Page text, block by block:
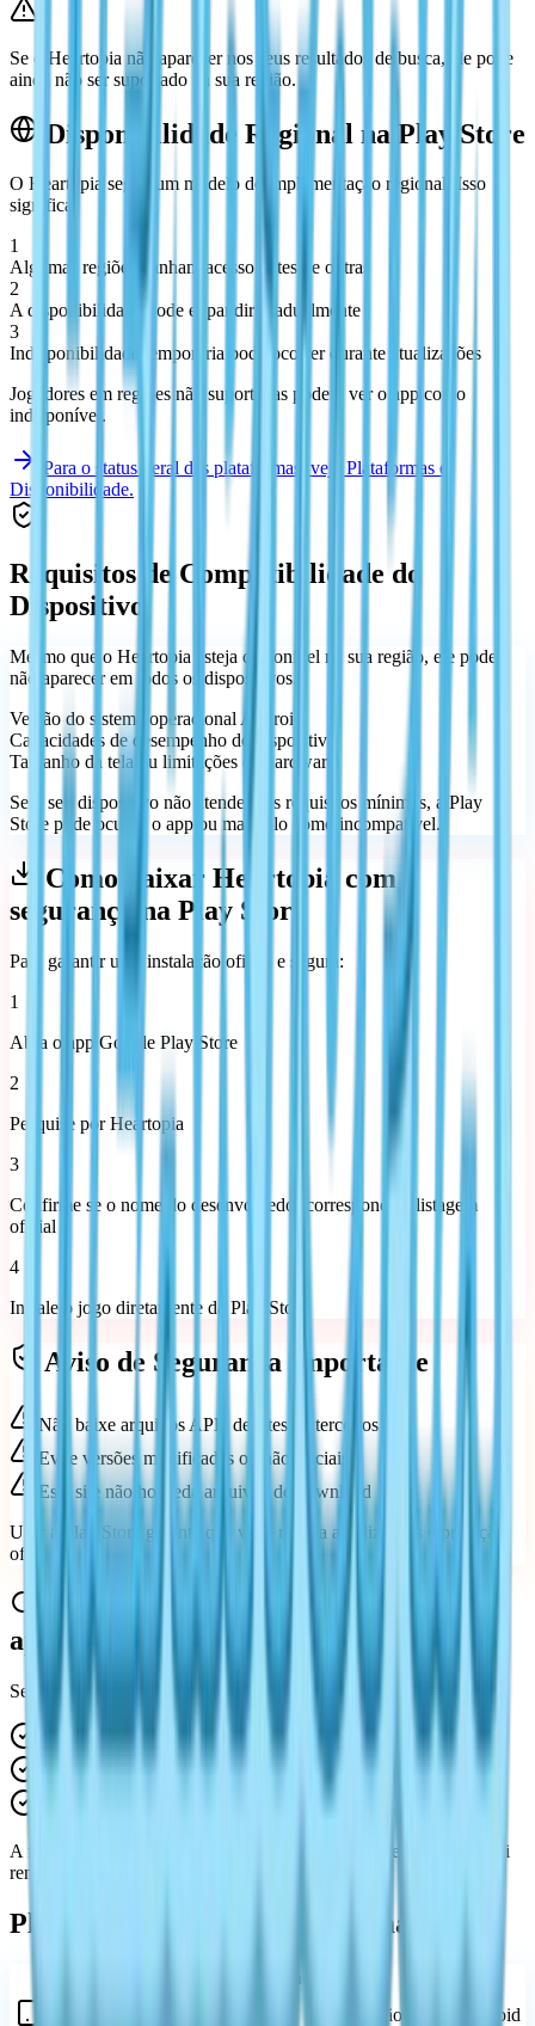
Se o Heartopia não aparecer nos seus resultados de busca, ele pode
ainda não ser suportado na sua região.
Disponibilidade Regional na Play Store
O Heartopia segue um modelo de implementação regional. Isso
significa:
1
Algumas regiões ganham acesso antes de outras
2
A disponibilidade pode expandir gradualmente
3
Indisponibilidade temporária pode ocorrer durante atualizações
Jogadores em regiões não suportadas podem ver o app como
indisponível.
Para o status geral das plataformas, veja Plataformas e
Disponibilidade.
Requisitos de Compatibilidade do
Dispositivo
Mesmo que o Heartopia esteja disponível na sua região, ele pode
não aparecer em todos os dispositivos.
Versão do sistema operacional Android
Capacidades de desempenho do dispositivo
Tamanho da tela ou limitações de hardware
Se o seu dispositivo não atender aos requisitos mínimos, a Play
Store pode ocultar o app ou marcá-lo como incompatível.
Como baixar Heartopia com
segurança na Play Store
Para garantir uma instalação oficial e segura:
1
Abra o app Google Play Store
2
Pesquise por Heartopia
3
Confirme se o nome do desenvolvedor corresponde à listagem
oficial
4
Instale o jogo diretamente da Play Store
Aviso de Segurança Importante
Não baixe arquivos APK de sites de terceiros
Evite versões modificadas ou não oficiais
Este site não hospeda arquivos de download
Usar a Play Store garante que você receba atualizações e proteção
oficiais.
E se o Heartopia não estiver
aparecendo na Play Store?
Se você não conseguir encontrar o Heartopia:
Verifique as configurações de região
Aguarde futuras atualizações de implementação
A falta de visibilidade não significa necessariamente que o jogo foi
removido.
Play Store vs Outras Plataformas
Versão oficial Android